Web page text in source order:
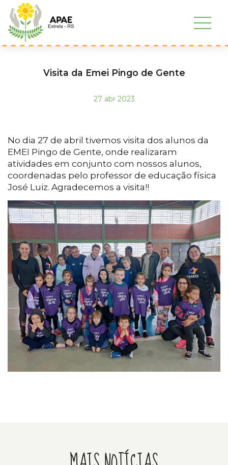
Visita da Emei Pingo de Gente
27 abr 2023
No dia 27 de abril tivemos visita dos alunos da
EMEI Pingo de Gente, onde realizaram
atividades em conjunto com nossos alunos,
coordenadas pelo professor de educação física
José Luiz. Agradecemos a visita!!